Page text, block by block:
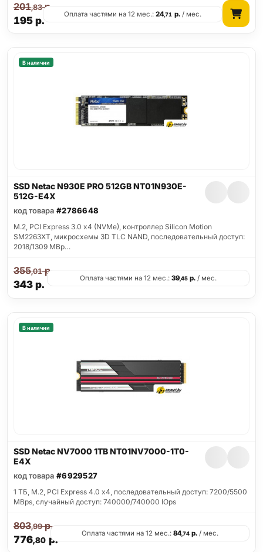
195р.
201,83р.
Оплата частями на 12 мес.:24,71 р./ мес.
В наличии
SSD Netac N930E PRO 512GB NT01N930E-
512G-E4X
код товара #2786648
M.2, PCI Express 3.0 x4 (NVMe), контроллер Silicon Motion
SM2263XT, микросхемы 3D TLC NAND, последовательный доступ:
2018/1309 MBp…
343р.
355,01р.
Оплата частями на 12 мес.: 39,45р./ мес.
В наличии
SSD Netac NV7000 1TB NT01NV7000-1T0-
E4X
код товара #6929527
1 ТБ, M.2, PCI Express 4.0 x4, последовательный доступ: 7200/5500
MBps, случайный доступ: 740000/740000 IOps
776,80р.
803,99р.
Оплата частями на 12 мес.: 84,74 р. / мес.